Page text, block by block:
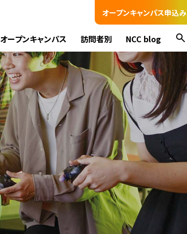
オープンキャンパス申込み
オープンキャンパス 訪問者別 NCC blog